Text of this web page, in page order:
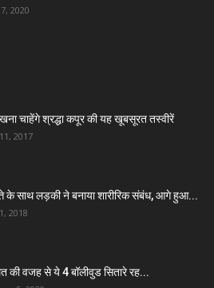
2020
चाहेंगे श्रद्धा कपूर की यह खूबसूरत तस्वीरें
2017
के साथ लड़की ने बनाया शारीरिक संबंध, आगे हुआ...
2018
की वजह से ये 4 बॉलीवुड सितारे रह...